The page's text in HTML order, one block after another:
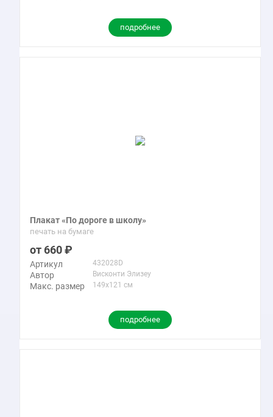
подробнее
Плакат «По дороге в школу»
печать на бумаге
660
Артикул 432028D
Автор Висконти Элизеу
Макс. размер 149x121 см
подробнее